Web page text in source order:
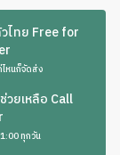
ไทย Free for
ไหนก็จัดส่ง
วยเหลือ Call
ทุกวัน